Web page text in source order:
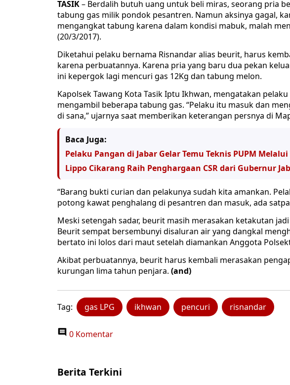
TASIK– Berdalih butuh uang untuk beli miras, seorang pria
tabung gas milik pondok pesantren. Namun aksinya gagal,
mengangkat tabung karena dalam kondisi mabuk, malah
(20/3/2017).
Diketahui pelaku bernama Risnandar alias beurit, harus
karena perbuatannya. Karena pria yang baru dua pekan
ini kepergok lagi mencuri gas 12Kg dan tabung melon.
Kapolsek Tawang Kota Tasik Iptu Ikhwan, mengatakan
mengambil beberapa tabung gas. “Pelaku itu masuk dan
di sana,” ujarnya saat memberikan keterangan persnya di
Baca Juga:
Pelaku Pangan di Jabar Gelar Temu Teknis PUPM Melalui
Lippo Cikarang Raih Penghargaan CSR dari Gubernur
“Barang bukti curian dan pelakunya sudah kita amankan.
potong kawat penghalang di pesantren dan masuk, ada
Meski setengah sadar, beurit masih merasakan ketakutan
Beurit sempat bersembunyi disaluran air yang dangkal
bertato ini lolos dari maut setelah diamankan Anggota
Akibat perbuatannya, beurit harus kembali merasakan
kurungan lima tahun penjara. (and)
Tag: gas LPG ikhwan pencuri risnandar
0 Komentar
Berita Terkini